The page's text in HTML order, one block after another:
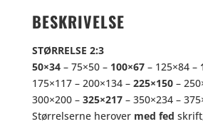
BESKRIVELSE
STØRRELSE 2:3
50×34– 75×50 – 100×67– 125×84 –
175×117 – 200×134 – 225×150–
300×200 – 325×217– 350×234 –
Størrelserne herover med fed